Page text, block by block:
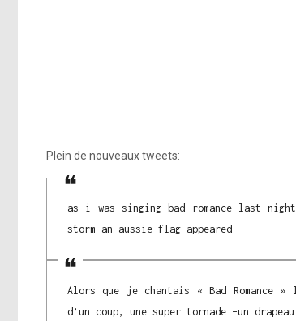
Plein de nouveaux tweets:
as i was singing bad romance last
storm–an aussie flag appeared
Alors que je chantais « Bad Romance
d’un coup, une super tornade –un